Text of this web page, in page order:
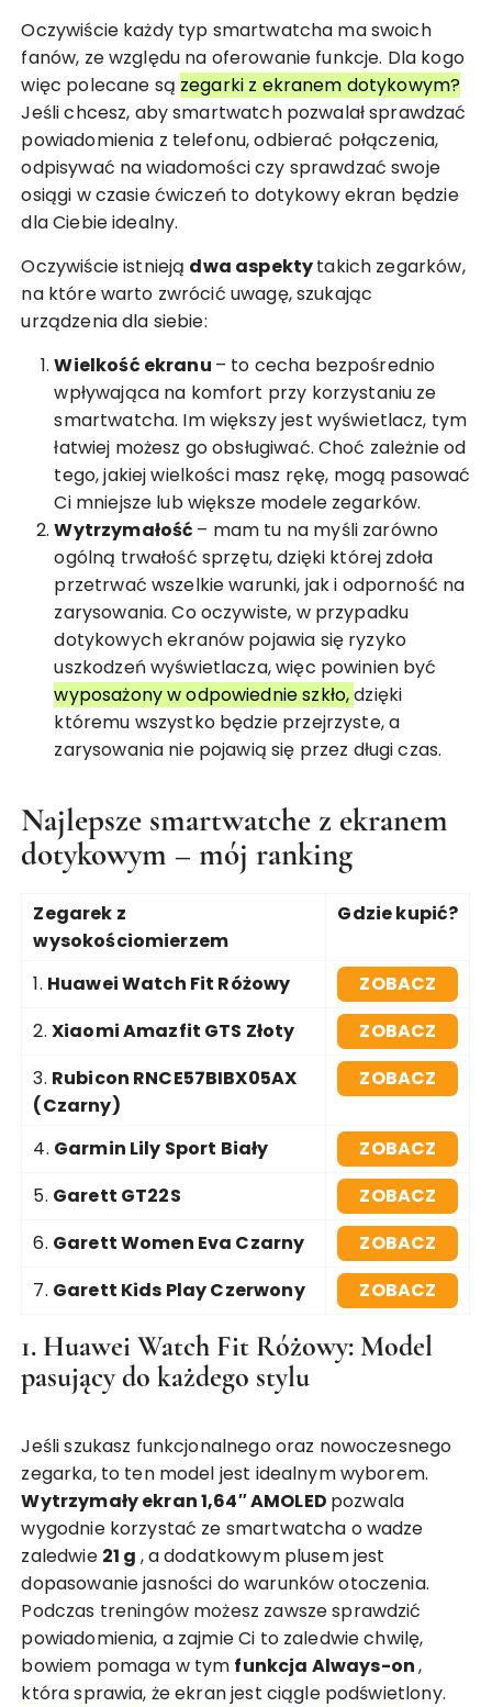
Oczywiście każdy typ smartwatcha ma swoich
fanów, ze względu na oferowanie funkcje. Dla kogo
więc polecane są zegarki z ekranem dotykowym?
Jeśli chcesz, aby smartwatch pozwalał sprawdzać
powiadomienia z telefonu, odbierać połączenia,
odpisywać na wiadomości czy sprawdzać swoje
osiągi w czasie ćwiczeń to dotykowy ekran będzie
dla Ciebie idealny.
Oczywiście istnieją dwa aspektytakich zegarków,
na które warto zwrócić uwagę, szukając
urządzenia dla siebie:
Wielkość ekranu – to cecha bezpośrednio
wpływająca na komfort przy korzystaniu ze
smartwatcha. Im większy jest wyświetlacz, tym
łatwiej możesz go obsługiwać. Choć zależnie od
tego, jakiej wielkości masz rękę, mogą pasować
Ci mniejsze lub większe modele zegarków.
Wytrzymałość – mam tu na myśli zarówno
ogólną trwałość sprzętu, dzięki której zdoła
przetrwać wszelkie warunki, jak i odporność na
zarysowania. Co oczywiste, w przypadku
dotykowych ekranów pojawia się ryzyko
uszkodzeń wyświetlacza, więc powinien być
wyposażony w odpowiednie szkło,dzięki
któremu wszystko będzie przejrzyste, a
zarysowania nie pojawią się przez długi czas.
Najlepsze smartwatche z ekranem
dotykowym – mój ranking
Zegarek z
wysokościomierzem
Gdzie kupić?
1. Huawei Watch Fit Różowy
ZOBACZ
2. Xiaomi Amazfit GTS Złoty
ZOBACZ
3. Rubicon RNCE57BIBX05AX
(Czarny)
ZOBACZ
4. Garmin Lily Sport Biały
ZOBACZ
5. Garett GT22S
ZOBACZ
6. Garett Women Eva Czarny
ZOBACZ
7. Garett Kids Play Czerwony ZOBACZ
1. Huawei Watch Fit Różowy: Model
pasujący do każdego stylu
Jeśli szukasz funkcjonalnego oraz nowoczesnego
zegarka, to ten model jest idealnym wyborem.
Wytrzymały ekran 1,64″ AMOLED pozwala
wygodnie korzystać ze smartwatcha o wadze
zaledwie 21 g , a dodatkowym plusem jest
dopasowanie jasności do warunków otoczenia.
Podczas treningów możesz zawsze sprawdzić
powiadomienia, a zajmie Ci to zaledwie chwilę,
bowiem pomaga w tym funkcja Always-on,
która sprawia, że ekran jest ciągle podświetlony.